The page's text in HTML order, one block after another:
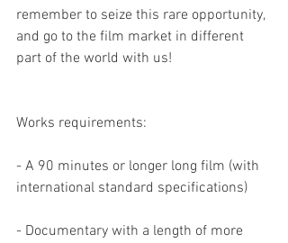
remember to seize this rare opportunity,
and go to the film market in different
part of the world with us!
Works requirements:
- A 90 minutes or longer long film (with
international standard specifications)
- Documentary with a length of more